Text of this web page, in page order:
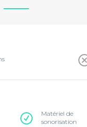
Matériel de
sonorisation